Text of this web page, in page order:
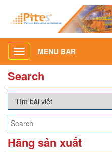
Toggle
navigation
MENU BAR
Search
Hãng sản xuất